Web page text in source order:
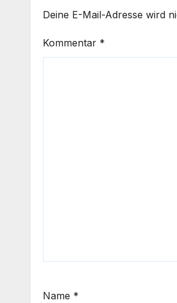
Deine E-Mail-Adresse wird
Kommentar *
Name *